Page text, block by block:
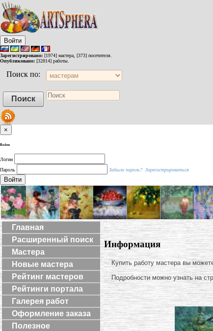
Войти
Зарегистрировано: [1974] мастера, [373] посетителя.
Опубликовано: [32814] работы.
Поиск по:
×
Войти
Логин
Пароль
Забыли пароль? Зарегистрироваться
Войти
Главная
Расширенный поиск
Мастера
Новые мастера
Рейтинг мастеров
Рейтинги портала
Галерея работ
Оформление заказа
Полезное
Информация
Купить работу мастера вы
Подробности можно узнать на